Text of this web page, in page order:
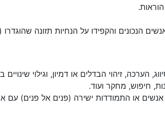
הנכונים והקפידו על הנחיות תזונה
הערכה, זיהוי הבדלים או דמיון, וגילוי
חיפוש, מחקר ועוד.
אנשים או התמודדות ישירה (פנים אל פנים) עם